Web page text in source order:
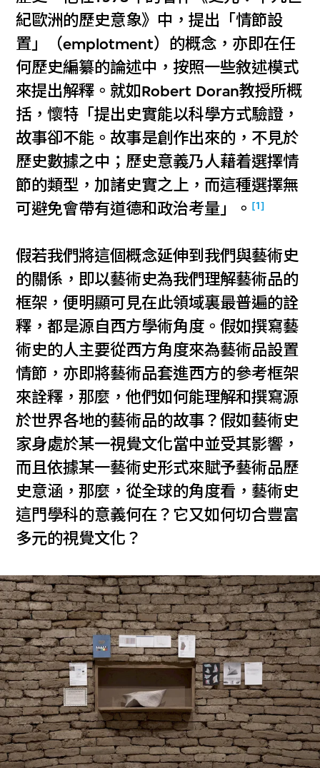
紀歐洲的歷史意象》中，提出「情節設
置」（emplotment）的概念，亦即在任
何歷史編纂的論述中，按照一些敘述模式
來提出解釋。就如Robert Doran教授所概
括，懷特「提出史實能以科學方式驗證，
故事卻不能。故事是創作出來的，不見於
歷史數據之中；歷史意義乃人藉着選擇情
節的類型，加諸史實之上，而這種選擇無
可避免會帶有道德和政治考量」。 [1]
假若我們將這個概念延伸到我們與藝術史
的關係，即以藝術史為我們理解藝術品的
框架，便明顯可見在此領域裏最普遍的詮
釋，都是源自西方學術角度。假如撰寫藝
術史的人主要從西方角度來為藝術品設置
情節，亦即將藝術品套進西方的參考框架
來詮釋，那麼，他們如何能理解和撰寫源
於世界各地的藝術品的故事？假如藝術史
家身處於某一視覺文化當中並受其影響，
而且依據某一藝術史形式來賦予藝術品歷
史意涵，那麼，從全球的角度看，藝術史
這門學科的意義何在？它又如何切合豐富
多元的視覺文化？